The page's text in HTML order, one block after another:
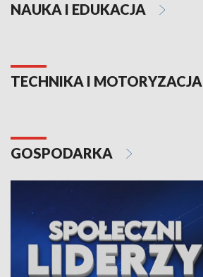
NAUKA I EDUKACJA
TECHNIKA I MOTORYZACJA
GOSPODARKA